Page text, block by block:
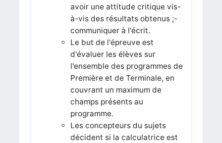
avoir une attitude critique vis-
à-vis des résultats obtenus ;-
communiquer à l'écrit.
Le but de l'épreuve est
d'évaluer les élèves sur
l'ensemble des programmes de
Première et de Terminale, en
couvrant un maximum de
champs présents au
programme.
Les concepteurs du sujets
décident si la calculatrice est